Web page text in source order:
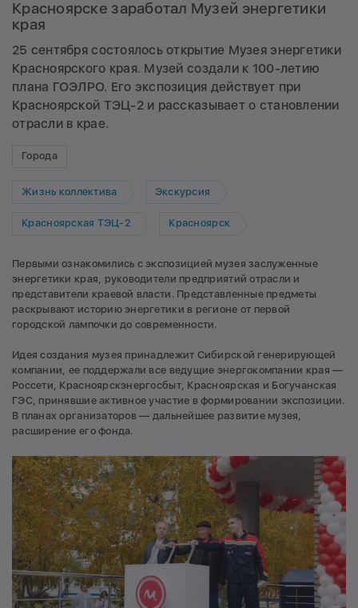
Красноярске заработал Музей энергетики
края
25 сентября состоялось открытие Музея энергетики
Красноярского края. Музей создали к 100-летию
плана ГОЭЛРО. Его экспозиция действует при
Красноярской ТЭЦ-2 и рассказывает о становлении
отрасли в крае.
Города
Жизнь коллектива Экскурсия
Красноярская ТЭЦ-2 Красноярск
Первыми ознакомились с экспозицией музея заслуженные
энергетики края, руководители предприятий отрасли и
представители краевой власти. Представленные предметы
раскрывают историю энергетики в регионе от первой
городской лампочки до современности.
Идея создания музея принадлежит Сибирской генерирующей
компании, ее поддержали все ведущие энергокомпании края —
Россети, Красноярскэнергосбыт, Красноярская и Богучанская
ГЭС, принявшие активное участие в формировании экспозиции.
В планах организаторов — дальнейшее развитие музея,
расширение его фонда.